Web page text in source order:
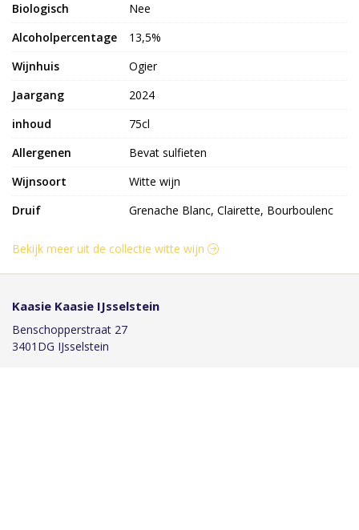
Biologisch
Nee
Alcoholpercentage
13,5%
Wijnhuis
Ogier
Jaargang
2024
inhoud
75cl
Allergenen
Bevat sulfieten
Wijnsoort
Witte wijn
Druif
Grenache Blanc, Clairette, Bourboulenc
Bekijk meer uit de collectie witte wijn
Kaasie Kaasie IJsselstein
Benschopperstraat 27
3401DG IJsselstein